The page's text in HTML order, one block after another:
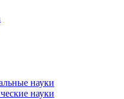
науки
науки